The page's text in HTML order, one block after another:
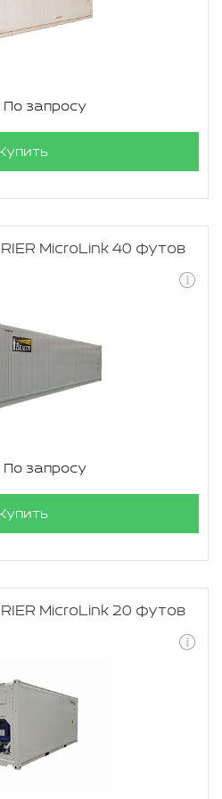
По запросу
MicroLink 40 футов
По запросу
MicroLink 20 футов